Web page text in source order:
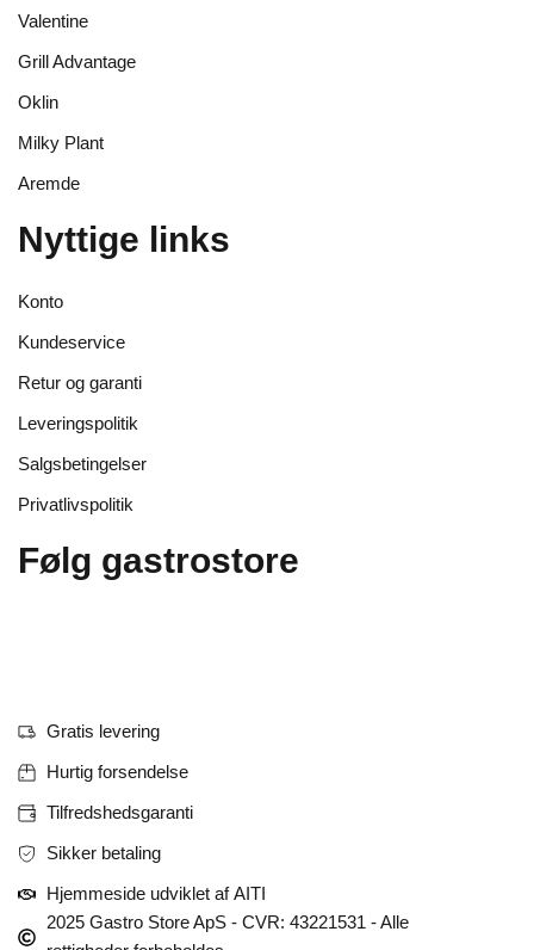
Valentine
Grill Advantage
Oklin
Milky Plant
Aremde
Nyttige links
Konto
Kundeservice
Retur og garanti
Leveringspolitik
Salgsbetingelser
Privatlivspolitik
Følg gastrostore
Gratis levering
Hurtig forsendelse
Tilfredshedsgaranti
Sikker betaling
Hjemmeside udviklet af AITI
2025 Gastro Store ApS - CVR: 43221531 - Alle